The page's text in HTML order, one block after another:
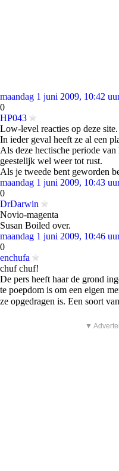
maandag 1 juni 2009, 10:42
0
HP043
Low-level reacties op deze site.
In ieder geval heeft ze al een
Als deze hectische periode
geestelijk wel weer tot rust.
Als je tweede bent geworden
maandag 1 juni 2009, 10:43
0
DrDarwin
Novio-magenta
Susan Boiled over.
maandag 1 juni 2009, 10:46
0
enchufa
chuf chuf!
De pers heeft haar de grond
te poepdom is om een eigen
ze opgedragen is. Een soort
▼